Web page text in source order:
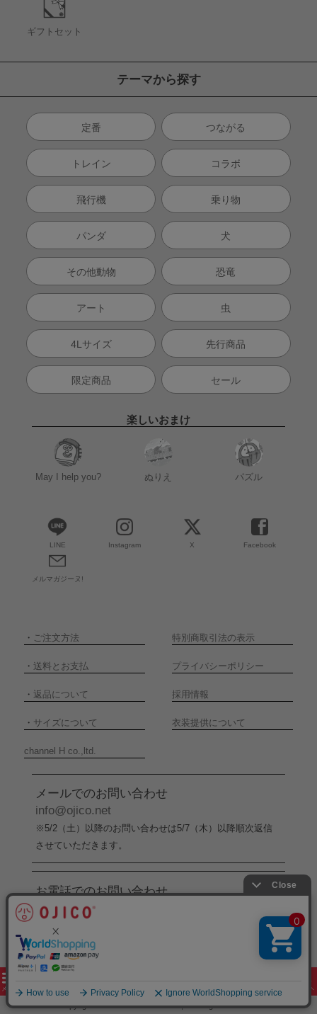
ギフトセット
テーマから探す
定番 つながる
トレイン コラボ
飛行機 乗り物
パンダ 犬
その他動物 恐竜
アート 虫
4Lサイズ 先行商品
限定商品 セール
楽しいおまけ
May I help you? ぬりえ パズル
LINE Instagram X Facebook
メルマガジーヌ!
・ ご注文方法 特別商取引法の表示
・ 送料とお支払 プライバシーポリシー
・ 返品について 採用情報
・ サイズについて 衣装提供について
channel H co.,ltd.
メールでのお問い合わせ
info@ojico.net
※5/2（土）以降のお問い合わせは5/7（木）以降順次返信
させていただきます。
お電話でのお問い合わせ
076-246-5050
※5/2（土）から5/6（水）までの間はお電話でのお問い合
わせ受付をお休みさせていただきます。
copyright 2005-2026 channel H co.,ltd. all rights reserved